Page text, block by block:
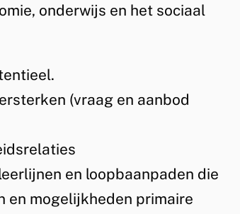
onderwijs en het sociaal
(vraag en aanbod
en loopbaanpaden die
en mogelijkheden primaire